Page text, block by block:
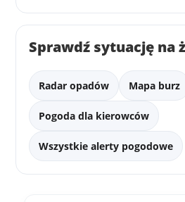
Sprawdź sytuację na
Radar opadów Mapa burz
Pogoda dla kierowców
Wszystkie alerty pogodowe